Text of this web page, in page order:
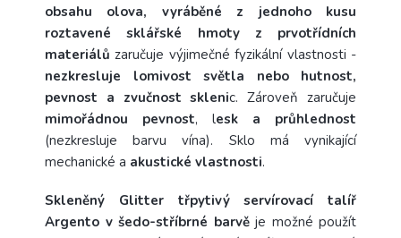
obsahu olova, vyráběné z jednoho kusu
roztavené sklářské hmoty z prvotřídních
materiálů zaručuje výjimečné fyzikální vlastnosti -
nezkresluje lomivost světla nebo hutnost,
pevnost a zvučnost sklenic. Zároveň zaručuje
mimořádnou pevnost, lesk a průhlednost
(nezkresluje barvu vína). Sklo má vynikající
mechanické a akustické vlastnosti.
Skleněný Glitter třpytivý servírovací talíř
Argento v šedo-stříbrné barvěje možné použít